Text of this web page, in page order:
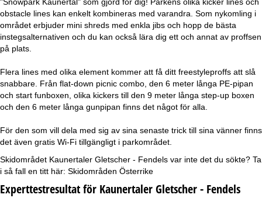
obstacle lines kan enkelt kombineras med varandra. Som nykomling i
området erbjuder mini shreds med enkla jibs och hopp de bästa
instegsalternativen och du kan också lära dig ett och annat av proffsen
på plats.
Flera lines med olika element kommer att få ditt freestyleproffs att slå
snabbare. Från flat-down picnic combo, den 6 meter långa PE-pipan
och start funboxen, olika kickers till den 9 meter långa step-up boxen
och den 6 meter långa gunpipan finns det något för alla.
För den som vill dela med sig av sina senaste trick till sina vänner finns
det även gratis Wi-Fi tillgängligt i parkområdet.
Skidområdet Kaunertaler Gletscher - Fendels var inte det du sökte? Ta
i så fall en titt här: Skidområden Österrike
Experttestresultat för Kaunertaler Gletscher - Fendels